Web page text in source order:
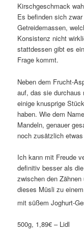
Kirschgeschmack
Es befinden sich
Getreidemassen,
Konsistenz nicht
stattdessen gibt es
Frage kommt.
Neben dem Frucht-
auf, das sie
einige knusprige
haben. Wie dem
Mandeln, genauer
noch zusätzlich
Ich kann mit Freude
definitiv besser als
zwischen den
dieses Müsli zu
mit süßem Joghurt-
500g, 1,89€ – Lidl